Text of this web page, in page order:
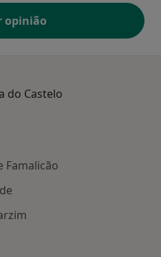
opinião
do Castelo
Famalicão